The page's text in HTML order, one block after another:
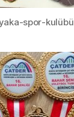
spor-kulübü